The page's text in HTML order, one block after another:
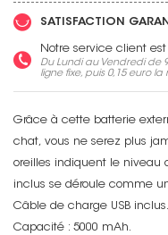
SATISFACTION
Notre service client
Du Lundi au Vendredi de
ligne fixe, puis 0,15 eurola
Grâce à cette batterie
chat, vous ne serez plus
oreilles indiquent le niveau
inclus se déroule comme
Câble de charge USB inclus.
Capacité : 5000 mAh.